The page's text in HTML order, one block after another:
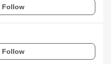
Follow
Follow